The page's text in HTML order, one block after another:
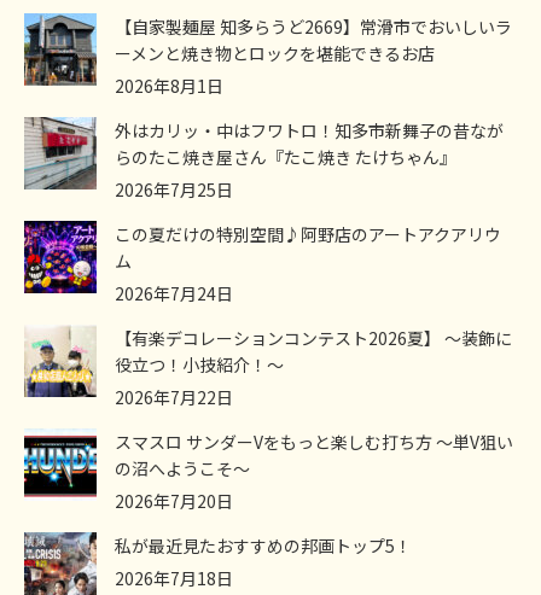
【自家製麺屋 知多らうど2669】常滑市でおいしいラ
ーメンと焼き物とロックを堪能できるお店
2026年8月1日
外はカリッ・中はフワトロ！知多市新舞子の昔なが
らのたこ焼き屋さん『たこ焼き たけちゃん』
2026年7月25日
この夏だけの特別空間♪阿野店のアートアクアリウ
ム
2026年7月24日
【有楽デコレーションコンテスト2026夏】 ～装飾に
役立つ！小技紹介！～
2026年7月22日
スマスロ サンダーVをもっと楽しむ打ち方 ～単V狙い
の沼へようこそ～
2026年7月20日
私が最近見たおすすめの邦画トップ5！
2026年7月18日